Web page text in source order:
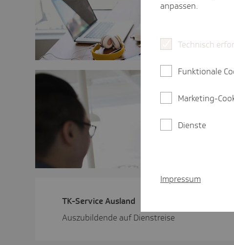
TK-Service Ausland
Auszubildende auf Dienstreise
anpassen.
Technisch
Funktionale
Marketing-
Dienste
Impressum